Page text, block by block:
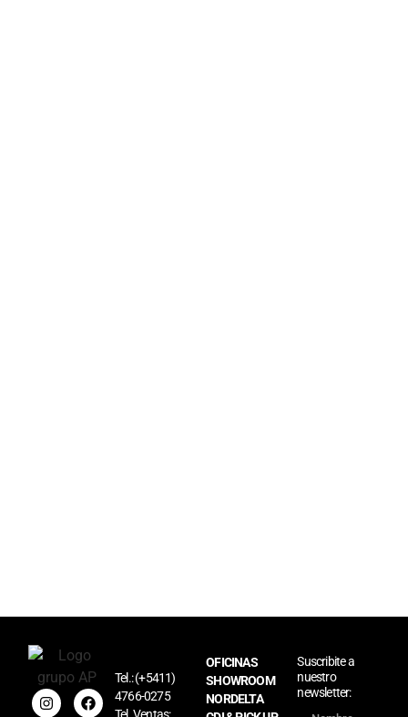
Tel.:(+5411)
4766-0275
OFICINAS
SHOWROOM
NORDELTA
Suscribite a
nuestro
newsletter: